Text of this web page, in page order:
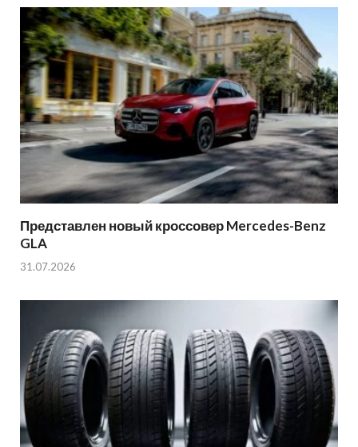
Представлен новый кроссовер Mercedes-Benz
GLA
31.07.2026